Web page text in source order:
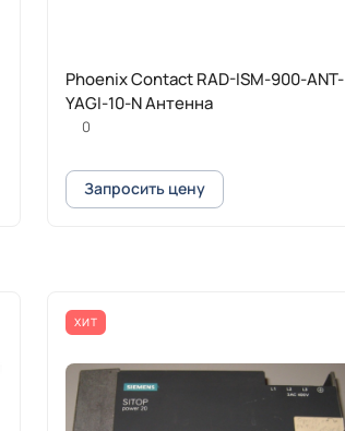
Phoenix Contact RAD-ISM-900-ANT-
YAGI-10-N Антенна
0
Запросить цену
ХИТ